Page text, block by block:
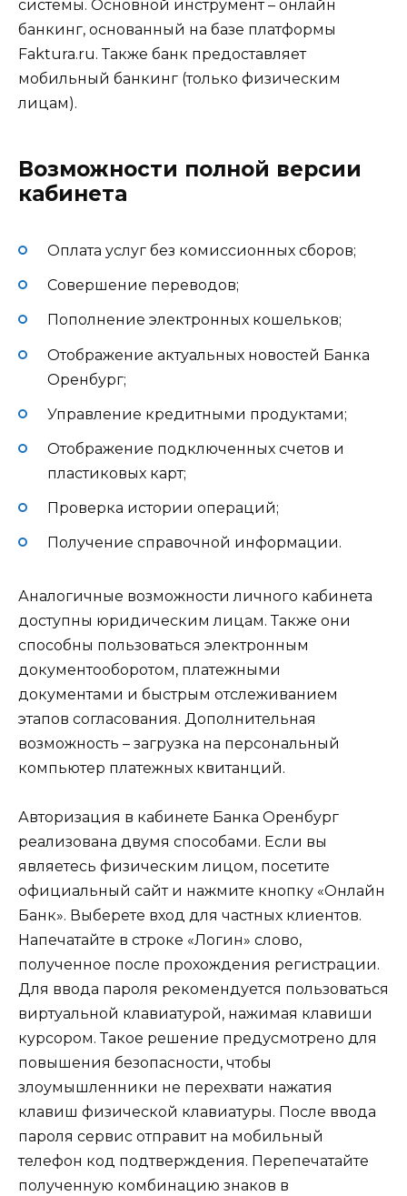
системы. Основной инструмент – онлайн
банкинг, основанный на базе платформы
Faktura.ru. Также банк предоставляет
мобильный банкинг (только физическим
лицам).
Возможности полной версии
кабинета
Оплата услуг без комиссионных сборов;
Совершение переводов;
Пополнение электронных кошельков;
Отображение актуальных новостей Банка
Оренбург;
Управление кредитными продуктами;
Отображение подключенных счетов и
пластиковых карт;
Проверка истории операций;
Получение справочной информации.
Аналогичные возможности личного кабинета
доступны юридическим лицам. Также они
способны пользоваться электронным
документооборотом, платежными
документами и быстрым отслеживанием
этапов согласования. Дополнительная
возможность – загрузка на персональный
компьютер платежных квитанций.
Авторизация в кабинете Банка Оренбург
реализована двумя способами. Если вы
являетесь физическим лицом, посетите
официальный сайт и нажмите кнопку «Онлайн
Банк». Выберете вход для частных клиентов.
Напечатайте в строке «Логин» слово,
полученное после прохождения регистрации.
Для ввода пароля рекомендуется пользоваться
виртуальной клавиатурой, нажимая клавиши
курсором. Такое решение предусмотрено для
повышения безопасности, чтобы
злоумышленники не перехвати нажатия
клавиш физической клавиатуры. После ввода
пароля сервис отправит на мобильный
телефон код подтверждения. Перепечатайте
полученную комбинацию знаков в